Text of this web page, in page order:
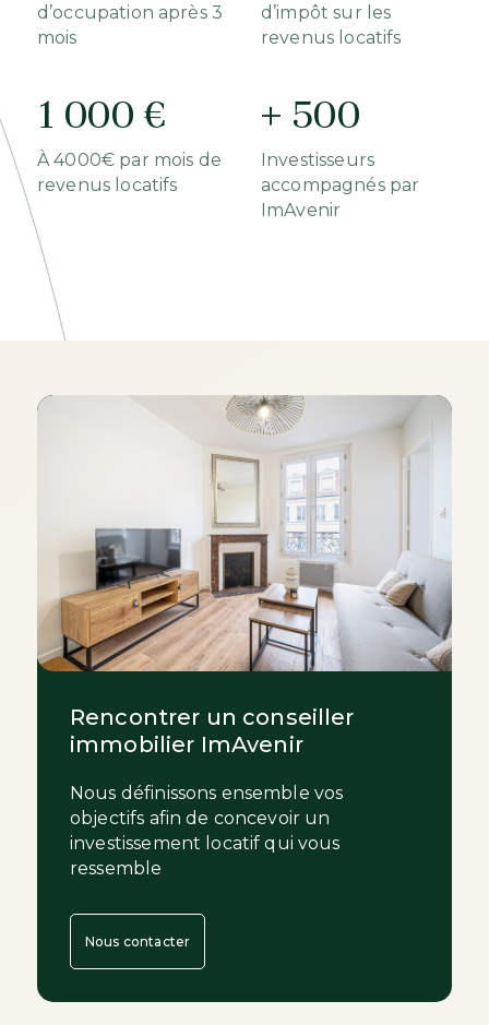
d’occupation après 3
mois
d’impôt sur les
revenus locatifs
1 000 €
À 4000€ par mois de
revenus locatifs
+ 500
Investisseurs
accompagnés par
ImAvenir
Rencontrer un conseiller
immobilier ImAvenir
Nous définissons ensemble vos
objectifs afin de concevoir un
investissement locatif qui vous
ressemble
Nous contacter